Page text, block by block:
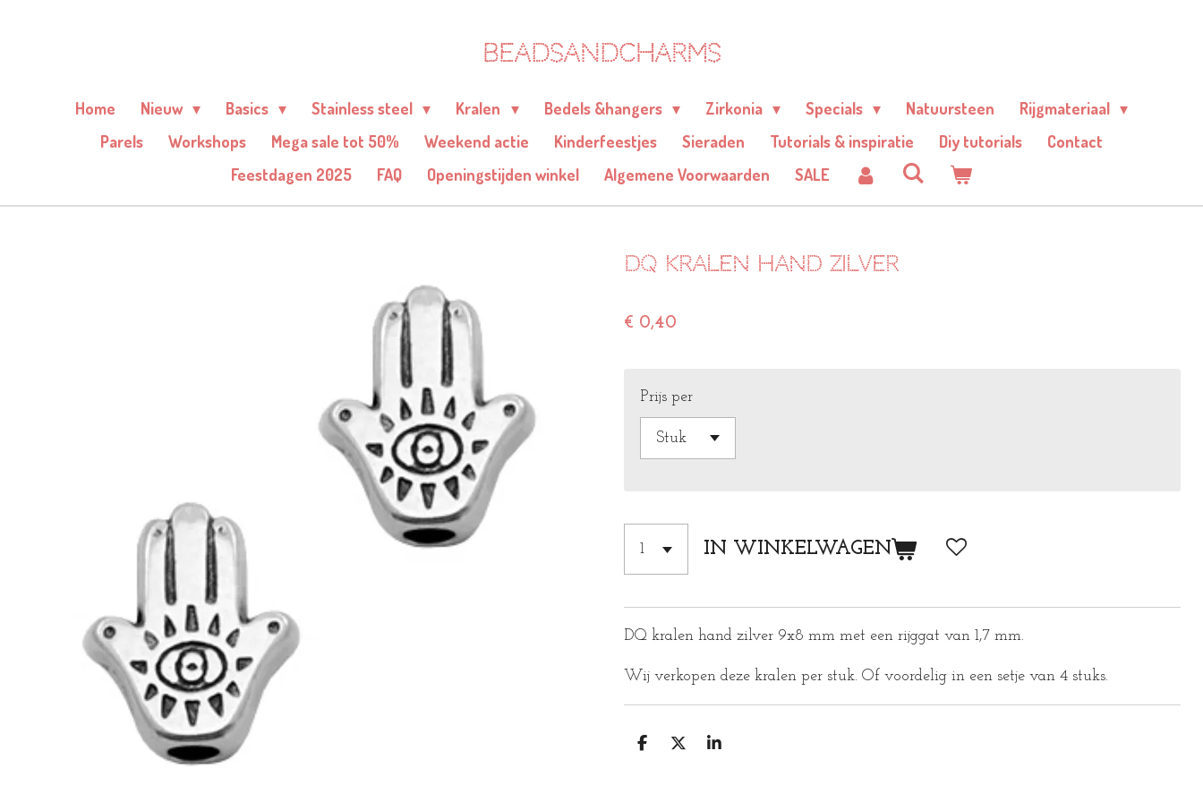
hoofdinhoud
BEADSANDCHARMS
Home Nieuw Basics Stainless steel Kralen Bedels &hangers Zirkonia Specials Natuursteen
Rijgmateriaal
Parels
Workshops Mega sale tot 50% Weekend actie Kinderfeestjes Sieraden Tutorials & inspiratie Diy tutorials
Contact
Feestdagen 2025
FAQ Openingstijden winkel Algemene Voorwaarden SALE
DQ kralen hand zilver
€ 0,40
Prijs per
IN WINKELWAGEN
DQ kralen hand zilver 9x8 mm met een rijggat van 1,7 mm.
Wij verkopen deze kralen per stuk. Of voordelig in een setje van 4 stuks.
D
D
S